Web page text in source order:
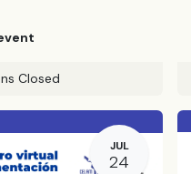
Closed
JUL
24